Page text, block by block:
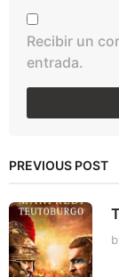
Recibir un
entrada.
PREVIOUS POST